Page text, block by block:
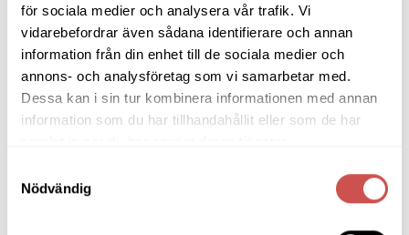
för sociala medier och analysera vår trafik. Vi
vidarebefordrar även sådana identifierare och annan
information från din enhet till de sociala medier och
annons- och analysföretag som vi samarbetar med.
Dessa kan i sin tur kombinera informationen med annan
information som du har tillhandahållit eller som de har
Nödvändig
Barstolar & Barpallar
Belysning
Bokhyllor
Byråer
Bänkar & Pallar